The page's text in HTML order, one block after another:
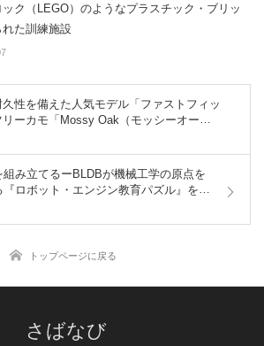
ック（LEGO）のようなプラスチック・ブリッ
れた訓練施設
性を備えた人気モデル「ファストフィッ
リーカモ「Mossy Oak（モッシーオー
み立てるーBLDBが機械工学の原点を
ロボット・エンジン教育パズル』を国
トップページに戻る